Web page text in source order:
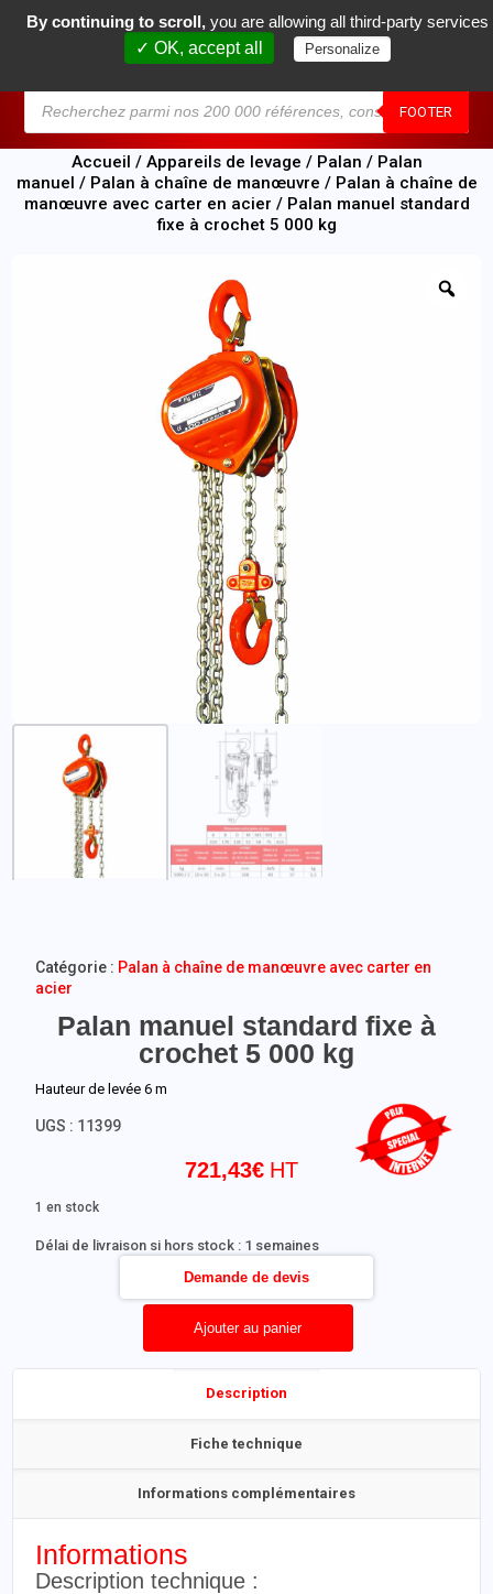
FOOTER
0
Accueil / Appareils de levage / Palan / Palan
manuel / Palan à chaîne de manœuvre / Palan à chaîne de
manœuvre avec carter en acier / Palan manuel standard
fixe à crochet 5 000 kg
Palan manuel standard fixe à
crochet 5 000 kg
721,43€
Délai de livraison si hors stock : 1 semaines
Hauteur de levée 6 m
1 en stock
Ajouter au panier
Demande de devis
UGS : 11399
Catégorie : Palan à chaîne de manœuvre avec carter en
acier
Description
Fiche technique
Informations complémentaires
Informations
Description technique :
By continuing to scroll, you are allowing all third-party services
✓ OK, accept all
Personalize